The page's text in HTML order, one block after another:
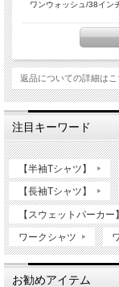
ワンウォッシュ/38イン
返品についての詳細はこ
注目キーワード
【半袖Tシャツ】
【長袖Tシャツ】
【スウェットパーカー】
ワークシャツ
お勧めアイテム